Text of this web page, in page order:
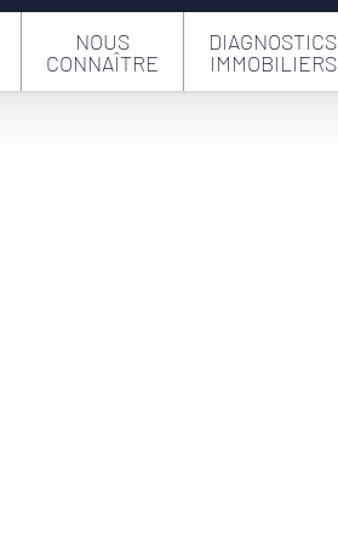
NOUS
CONNAÎTRE
DIAGNOSTICS
IMMOBILIERS